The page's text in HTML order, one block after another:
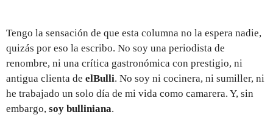
Tengo la sensación de que esta columna no la espera nadie,
quizás por eso la escribo. No soy una periodista de
renombre, ni una crítica gastronómica con prestigio, ni
antigua clienta de elBulli. No soy ni cocinera, ni sumiller, ni
he trabajado un solo día de mi vida como camarera. Y, sin
embargo, soy bulliniana.